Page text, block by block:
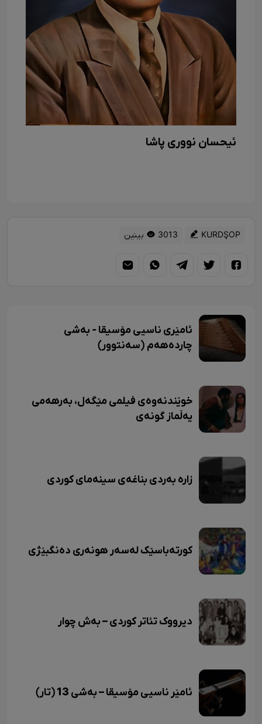
ئیحسان نووری پاشا
KURDŞOP 3013 بینین
ئامێری ناسیی مۆسیقا - بەشی
چاردەهەم (سەنتوور)
خوێندنەوەی فیلمی مێگەل، بەرهەمی
یەڵماز گونەی
زاره بەردی بناغەی سینەمای کوردی
کورتەباسێک لەسەر هونەری دەنگبێژی
دیرووک تئاتر کوردی – بەش چوار
ئامێر ناسیی مۆسیقا – بەشی 13 (تار)